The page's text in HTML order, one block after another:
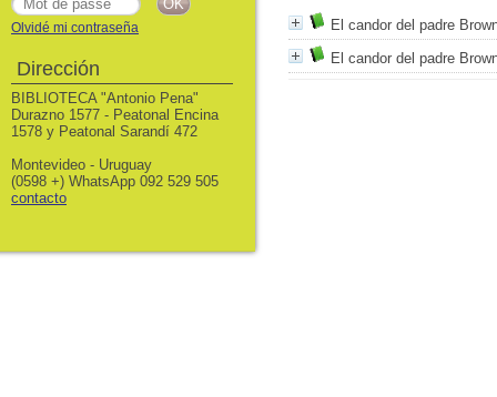
El candor del padre
El candor del padre
Olvidé mi contraseña
Dirección
BIBLIOTECA "Antonio Pena"
Durazno 1577 - Peatonal Encina
1578 y Peatonal Sarandí 472
Montevideo - Uruguay
(0598 +) WhatsApp 092 529 505
contacto